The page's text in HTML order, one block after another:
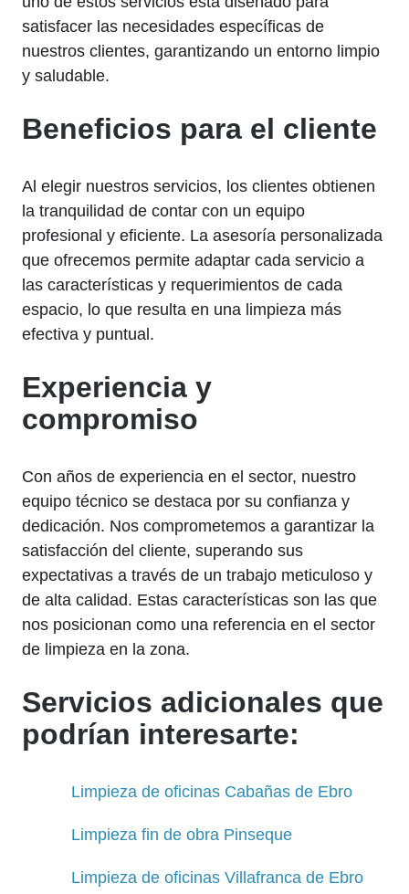
satisfacer las necesidades específicas de
nuestros clientes, garantizando un entorno limpio
y saludable.
Beneficios para el cliente
Al elegir nuestros servicios, los clientes obtienen
la tranquilidad de contar con un equipo
profesional y eficiente. La asesoría personalizada
que ofrecemos permite adaptar cada servicio a
las características y requerimientos de cada
espacio, lo que resulta en una limpieza más
efectiva y puntual.
Experiencia y
compromiso
Con años de experiencia en el sector, nuestro
equipo técnico se destaca por su confianza y
dedicación. Nos comprometemos a garantizar la
satisfacción del cliente, superando sus
expectativas a través de un trabajo meticuloso y
de alta calidad. Estas características son las que
nos posicionan como una referencia en el sector
de limpieza en la zona.
Servicios adicionales que
podrían interesarte:
Limpieza de oficinas Cabañas de Ebro
Limpieza fin de obra Pinseque
Limpieza de oficinas Villafranca de Ebro